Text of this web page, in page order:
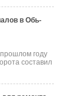
в Обь-
году
составил